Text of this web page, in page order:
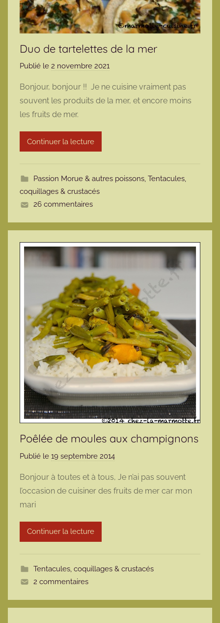
Duo de tartelettes de la mer
Publié le 2 novembre 2021
m
t
Bonjour, bonjour !! Je ne cuisine vraiment pas
souvent les produits de la mer, et encore moins
les fruits de mer.
Continuer la lecture
Passion Morue & autres poissons, Tentacules,
coquillages & crustacés
26 commentaires
Poêlée de moules aux champignons
Publié le 19 septembre 2014
r
m
t
Bonjour à toutes et à tous, Je n’ai pas souvent
l’occasion de cuisiner des fruits de mer car mon
mari
Continuer la lecture
Tentacules, coquillages & crustacés
2 commentaires